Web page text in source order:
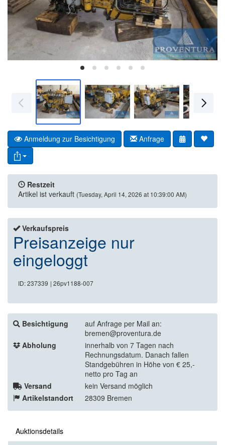
Anmeldung zur Besichtigung Anfrage
Restzeit
Artikel ist verkauft (Tuesday, April 14, 2026 at 10:39:00 AM)
Verkaufspreis
Preisanzeige nur
eingeloggt
ID: 237339 | 26pv1188-007
Besichtigung
auf Anfrage per Mail an:
bremen@proventura.de
Abholung
innerhalb von 7 Tagen nach
Rechnungsdatum. Danach fallen
Standgebühren in Höhe von € 25,-
netto pro Tag an
Versand
kein Versand möglich
Artikelstandort
28309 Bremen
Auktionsdetails